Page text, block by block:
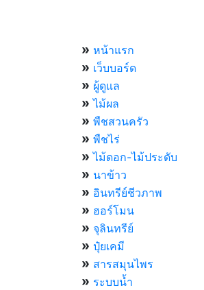
» หน้าแรก
» เว็บบอร์ด
» ผู้ดูแล
» ไม้ผล
» พืชสวนครัว
» พืชไร่
» ไม้ดอก-ไม้ประดับ
» นาข้าว
» อินทรีย์ชีวภาพ
» ฮอร์โมน
» จุลินทรีย์
» ปุ๋ยเคมี
» สารสมุนไพร
» ระบบน้ำ